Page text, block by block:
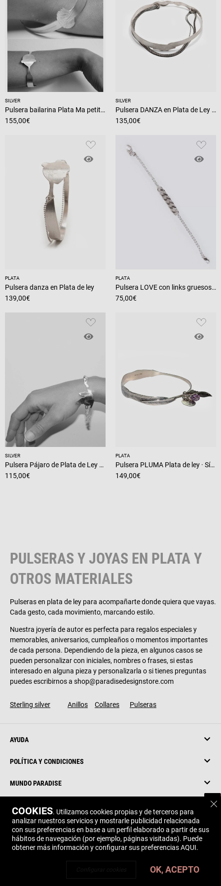
SILVER
Pulsera bailarina Plata Ma petite Etoile
155,00€
SILVER
Pulsera DANZA en Plata de Ley 925 · Delicadeza y elegancia
135,00€
PLATA
Pulsera danza en Plata de ley
139,00€
PLATA
Pulsera LOVE con links gruesos en plata 925 y circonita crystal, artesanía y diseño.
75,00€
SILVER
Pulsera Pájaro de Plata de Ley – Libertad y Elegancia Artesanal
115,00€
PLATA
Pulsera PLUMA Plata de ley · Símbolo de sueños y libertad
149,00€
PULSERAS Y JOYAS EN PLATA Y
OTROS MATERIALES
Pulseras en plata de ley para acompañarte donde quiera que vayas.
Cada gesto, cada movimiento, marcando estilo.
Nuestra joyería de autor es perfecta para regalos especiales y
memorables, aniversarios, cumpleaños o momentos importantes
de cada persona. Dependiendo de la pieza, en algunos casos se
pueden personalizar con iniciales, nombres o frases, si estas
interesado en alguna pieza y personalizarla o si tienes preguntas
puedes escribirnos a shop@paradisedesignstore.com
Sterling silver Anillos Collares Pulseras
AYUDA
POLÍTICA Y CONDICIONES
MUNDO PARADISE
COOKIES. Utilizamos cookies propias y de terceros para
analizar nuestros servicios y mostrarle publicidad relacionada
con sus preferencias en base a un perfil elaborado a partir de sus
hábitos de navegación (por ejemplo, páginas visitadas). Puede
obtener más información y configurar sus preferenciasAQUI.
OK, ACEPTO